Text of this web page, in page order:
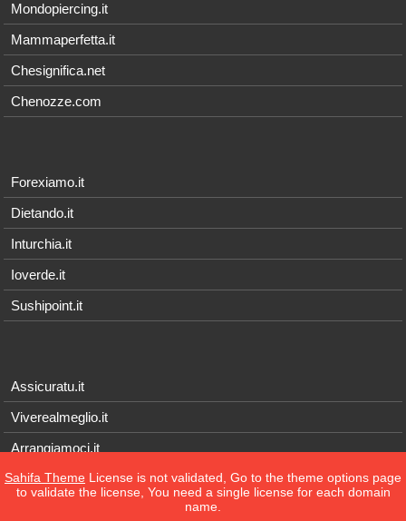
Mondopiercing.it
Mammaperfetta.it
Chesignifica.net
Chenozze.com
Forexiamo.it
Dietando.it
Inturchia.it
Ioverde.it
Sushipoint.it
Assicuratu.it
Viverealmeglio.it
Arrangiamoci.it
Tecnichef.it
Sahifa Theme License is not validated, Go to the theme options page
to validate the license, You need a single license for each domain
name.